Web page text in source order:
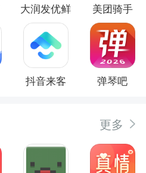
大润发优鲜 美团骑手
抖音来客 弹琴吧
更多